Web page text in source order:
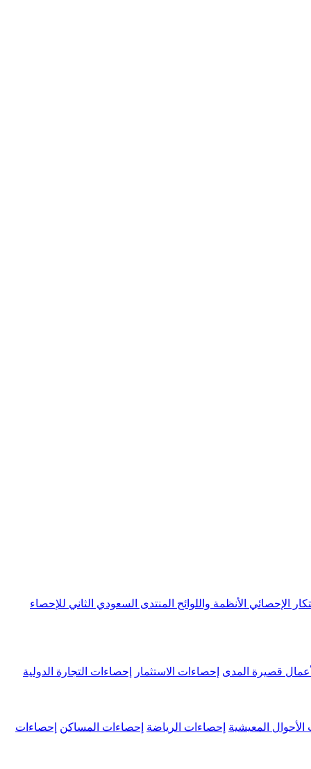
الإحصائي الأنظمة واللوائح المنتدى السعودي الثاني للإحصاء
قصيرة المدى إحصاءات الاستثمار إحصاءات التجارة الدولية
الأحوال المعيشية إحصاءات الرياضة إحصاءات المساكن إحصاءات